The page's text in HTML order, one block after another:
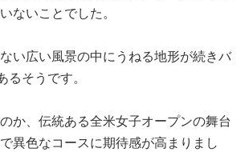
ないことでした。
い広い風景の中にうねる地形が続きバ
るそうです。
か、伝統ある全米女子オープンの舞台
異色なコースに期待感が高まりまし